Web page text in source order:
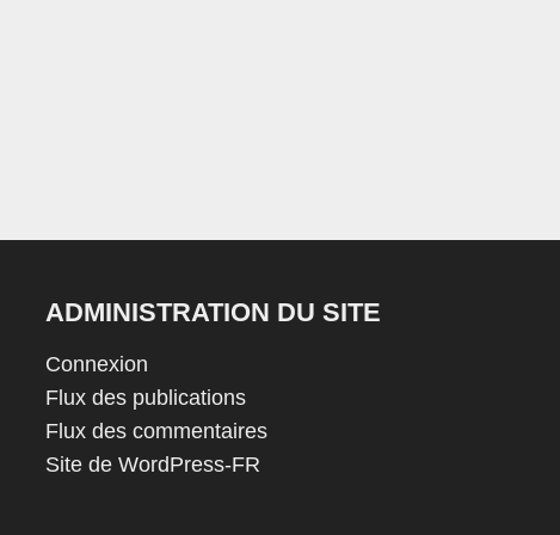
ADMINISTRATION DU SITE
Connexion
Flux des publications
Flux des commentaires
Site de WordPress-FR